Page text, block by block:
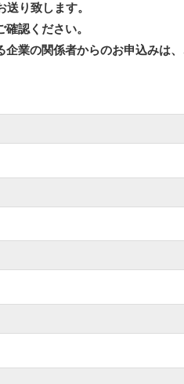
り致します。
認ください。
業の関係者からのお申込みは、